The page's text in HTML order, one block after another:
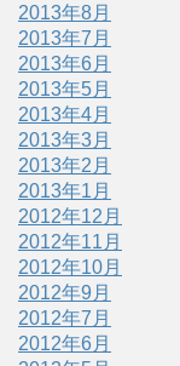
2013年8月
2013年7月
2013年6月
2013年5月
2013年4月
2013年3月
2013年2月
2013年1月
2012年12月
2012年11月
2012年10月
2012年9月
2012年7月
2012年6月